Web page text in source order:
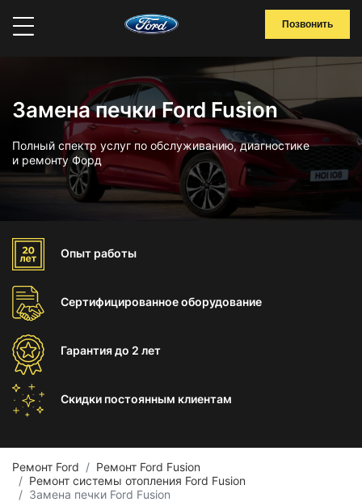
Позвонить
Замена печки Ford Fusion
Полный спектр услуг по обслуживанию, диагностике
и ремонту Форд
Опыт работы
Сертифицированноеоборудование
Гарантиядо 2 лет
Скидки постоянным клиентам
Ремонт Ford
Ремонт Ford Fusion
Ремонт системы отопления Ford Fusion
Замена печки Ford Fusion